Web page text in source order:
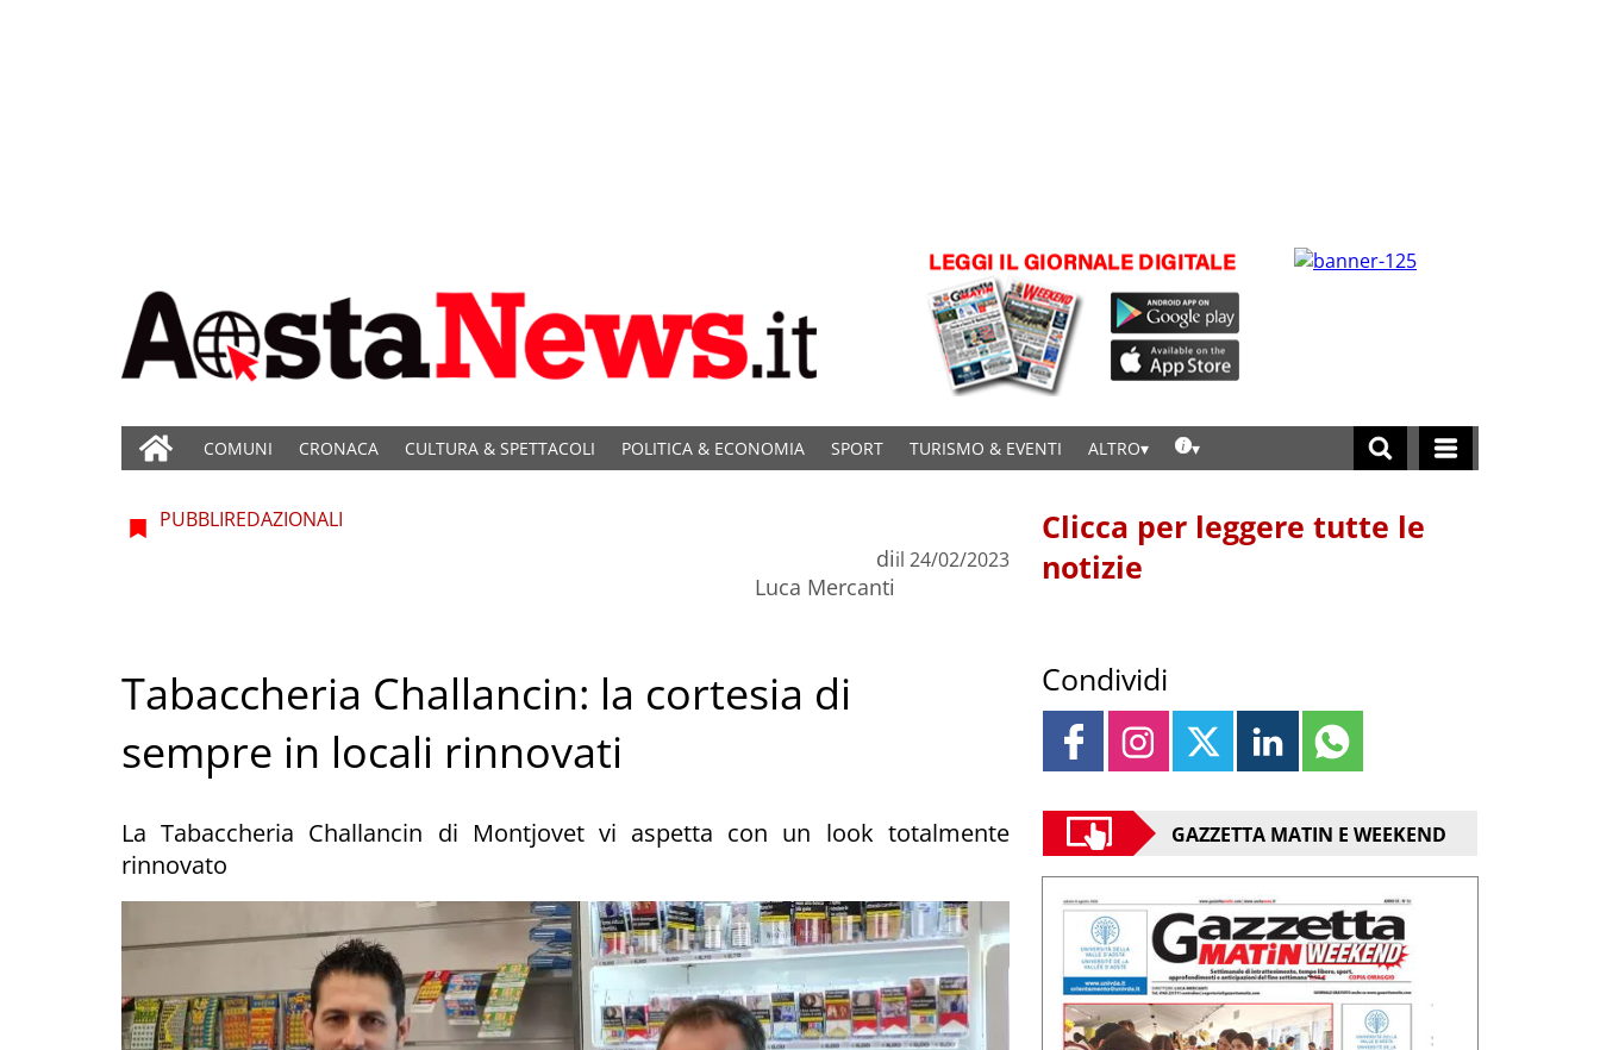
COMUNI CRONACA CULTURA & SPETTACOLI POLITICA & ECONOMIA SPORT TURISMO & EVENTI ALTRO
PUBBLIREDAZIONALI
di
Luca Mercanti
il 24/02/2023
Tabaccheria Challancin: la cortesia di
sempre in locali rinnovati
La Tabaccheria Challancin di Montjovet vi aspetta con un look totalmente
rinnovato
Clicca per leggere tutte le
notizie
Condividi
GAZZETTA MATIN E WEEKEND